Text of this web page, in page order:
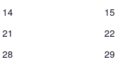
0
14
0
15
0
21
0
22
0
28
0
29